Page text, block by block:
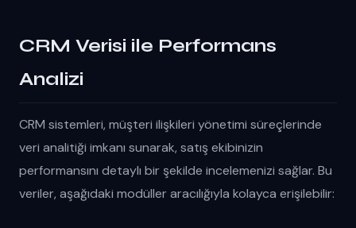
CRM Verisi ile Performans
Analizi
CRM sistemleri, müşteri ilişkileri yönetimi süreçlerinde
veri analitiği imkanı sunarak, satış ekibinizin
performansını detaylı bir şekilde incelemenizi sağlar. Bu
veriler, aşağıdaki modüller aracılığıyla kolayca erişilebilir: